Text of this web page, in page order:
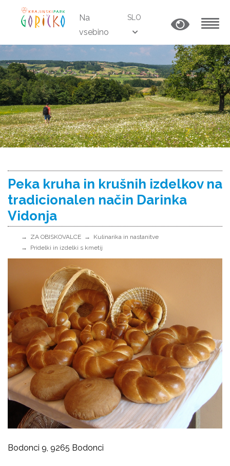
Na
vsebino
SLO
Peka kruha in krušnih izdelkov na
tradicionalen način Darinka
Vidonja
ZA OBISKOVALCE
Kulinarika in nastanitve
Pridelki in izdelki s kmetij
Bodonci 9, 9265 Bodonci